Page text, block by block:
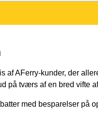
af AFerry-kunder, der
på tværs af en bred vifte
med besparelser på